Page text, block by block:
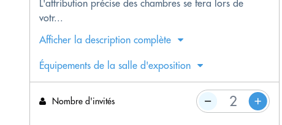
L'attribution précise des chambres se fera lors de
votr...
Afficher la description complète
Équipements de la salle d'exposition
Nombre d'invités